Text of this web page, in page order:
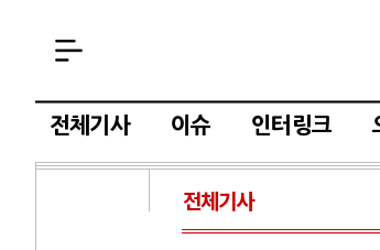
전체기사 이슈 인터링크
전체기사